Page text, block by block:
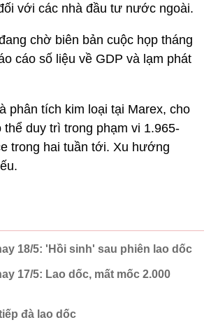
với các nhà đầu tư nước ngoài.
chờ biên bản cuộc họp tháng
cáo số liệu về GDP và lạm phát
phân tích kim loại tại Marex, cho
thể duy trì trong phạm vi 1.965-
trong hai tuần tới. Xu hướng
18/5: 'Hồi sinh' sau phiên lao dốc
17/5: Lao dốc, mất mốc 2.000
đà lao dốc